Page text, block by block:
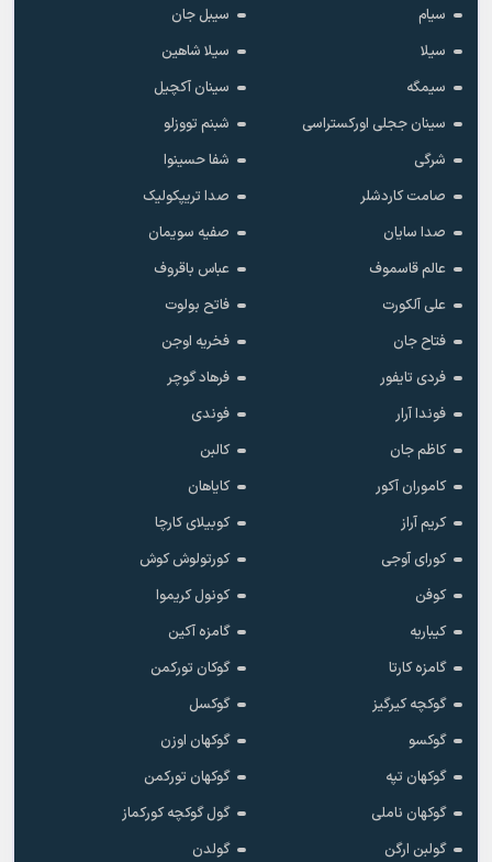
سیام
سیبل جان
سیلا
سیلا شاهین
سیمگه
سینان آکچیل
سینان ججلی اورکستراسی
شبنم تووزلو
شرگی
شفا حسینوا
صامت کاردشلر
صدا تریپکولیک
صدا سایان
صفیه سویمان
عالم قاسموف
عباس باقروف
علی آلکورت
فاتح بولوت
فتاح جان
فخریه اوجن
فردی تایفور
فرهاد گوچر
فوندا آرار
فوندی
کاظم جان
کالبن
کاموران آکور
کایاهان
کریم آراز
کوبیلای کارچا
کورای آوجی
کورتولوش کوش
کوفن
کونول کریموا
کیباریه
گامزه آکین
گامزه کارتا
گوکان تورکمن
گوکچه کیرگیز
گوکسل
گوکسو
گوکهان اوزن
گوکهان تپه
گوکهان تورکمن
گوکهان ناملی
گول گوکچه کورکماز
گولبن ارگن
گولدن